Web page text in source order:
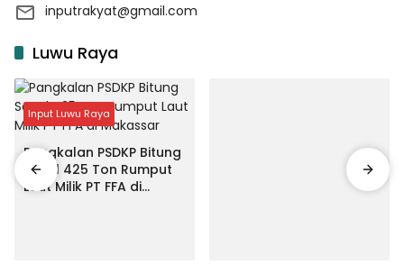
inputrakyat@gmail.com
Luwu Raya
Input Luwu Raya
Pangkalan PSDKP Bitung
Segel 425 Ton Rumput
Laut Milik PT FFA di